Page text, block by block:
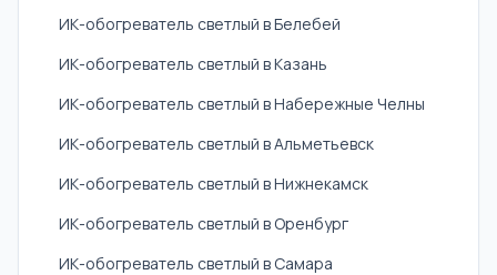
ИК-обогреватель светлый в Белебей
ИК-обогреватель светлый в Казань
ИК-обогреватель светлый в Набережные Челны
ИК-обогреватель светлый в Альметьевск
ИК-обогреватель светлый в Нижнекамск
ИК-обогреватель светлый в Оренбург
ИК-обогреватель светлый в Самара